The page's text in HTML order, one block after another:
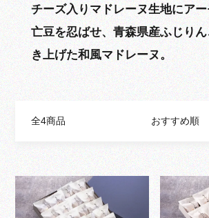
チーズ入りマドレーヌ生地にア
亡豆を忍ばせ、青森県産ふじり
き上げた和風マドレーヌ。
全4商品 おすすめ順